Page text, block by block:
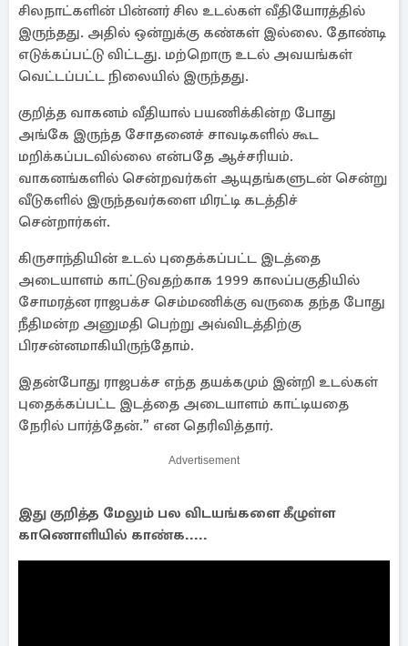
சிலநாட்களின் பின்னர் சில உடல்கள் வீதியோரத்தில்
இருந்தது. அதில் ஒன்றுக்கு கண்கள் இல்லை. தோண்டி
எடுக்கப்பட்டு விட்டது. மற்றொரு உடல் அவயங்கள்
வெட்டப்பட்ட நிலையில் இருந்தது.
குறித்த வாகனம் வீதியால் பயணிக்கின்ற போது
அங்கே இருந்த சோதனைச் சாவடிகளில் கூட
மறிக்கப்படவில்லை என்பதே ஆச்சரியம்.
வாகனங்களில் சென்றவர்கள் ஆயுதங்களுடன் சென்று
வீடுகளில் இருந்தவர்களை மிரட்டி கடத்திச்
சென்றார்கள்.
கிருசாந்தியின் உடல் புதைக்கப்பட்ட இடத்தை
அடையாளம் காட்டுவதற்காக 1999 காலப்பகுதியில்
சோமரத்ன ராஜபக்ச செம்மணிக்கு வருகை தந்த போது
நீதிமன்ற அனுமதி பெற்று அவ்விடத்திற்கு
பிரசன்னமாகியிருந்தோம்.
இதன்போது ராஜபக்ச எந்த தயக்கமும் இன்றி உடல்கள்
புதைக்கப்பட்ட இடத்தை அடையாளம் காட்டியதை
நேரில் பார்த்தேன்.” என தெரிவித்தார்.
Advertisement
இது குறித்த மேலும் பல விடயங்களை கீழுள்ள
காணொளியில் காண்க.....